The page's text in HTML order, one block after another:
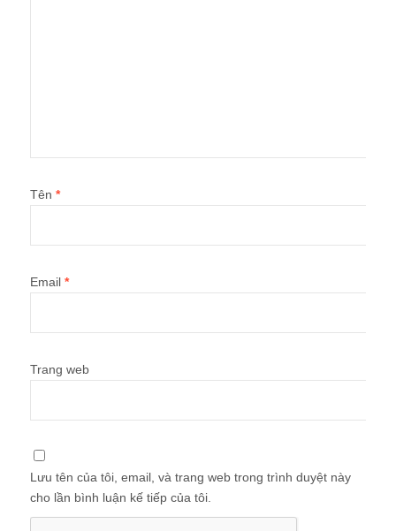
Tên *
Email *
Trang web
Lưu tên của tôi, email, và trang web trong trình duyệt này
cho lần bình luận kế tiếp của tôi.